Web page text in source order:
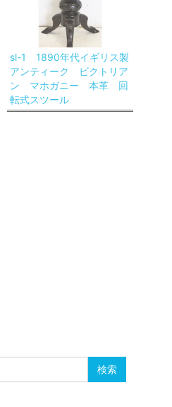
sl-1 1890年代イギリス製
アンティーク ビクトリア
ン マホガニー 本革 回
転式スツール